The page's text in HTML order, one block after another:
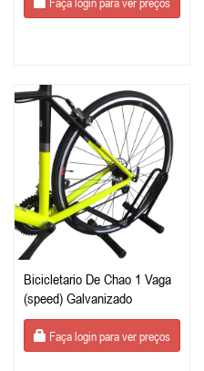
Bicicletario De Chao 1 Vaga
(speed) Galvanizado
Faça login para ver preços